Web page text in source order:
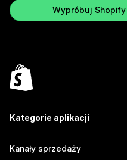
Wypróbuj
Kategorie aplikacji
Kanały sprzedaży